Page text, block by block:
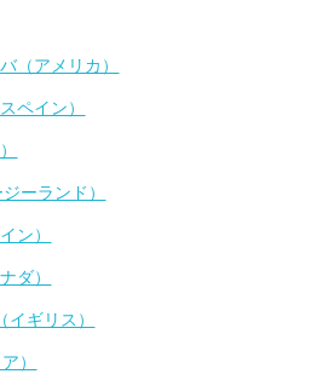
（アメリカ）
ペイン）
ーランド）
ン）
ダ）
ギリス）
）